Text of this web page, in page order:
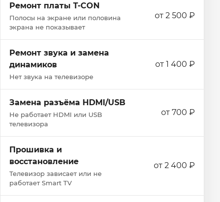
Ремонт платы T-CON
Полосы на экране или половина
экрана не показывает
от 2 500 ₽
Ремонт звука и замена
динамиков
Нет звука на телевизоре
от 1 400 ₽
Замена разъёма HDMI/USB
Не работает HDMI или USB
телевизора
от 700 ₽
Прошивка и
восстановление
Телевизор зависает или не
работает Smart TV
от 2 400 ₽